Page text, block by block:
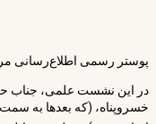
پوستر رسمی اطلاع‌رسانی
در این نشست علمی، جناب
خسروپناه، (که بعدها به